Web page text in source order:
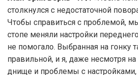
столкнулся с недостаточной
Чтобы справиться с проблемой,
стопе меняли настройки
не помогало. Выбранная на гонку
правильной, и я, даже несмотря
днище и проблемы с настройками,